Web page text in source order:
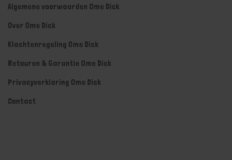
Algemene voorwaarden Ome Dick
Over Ome Dick
Klachtenregeling Ome Dick
Retouren & Garantie Ome Dick
Privacyverklaring Ome Dick
Contact